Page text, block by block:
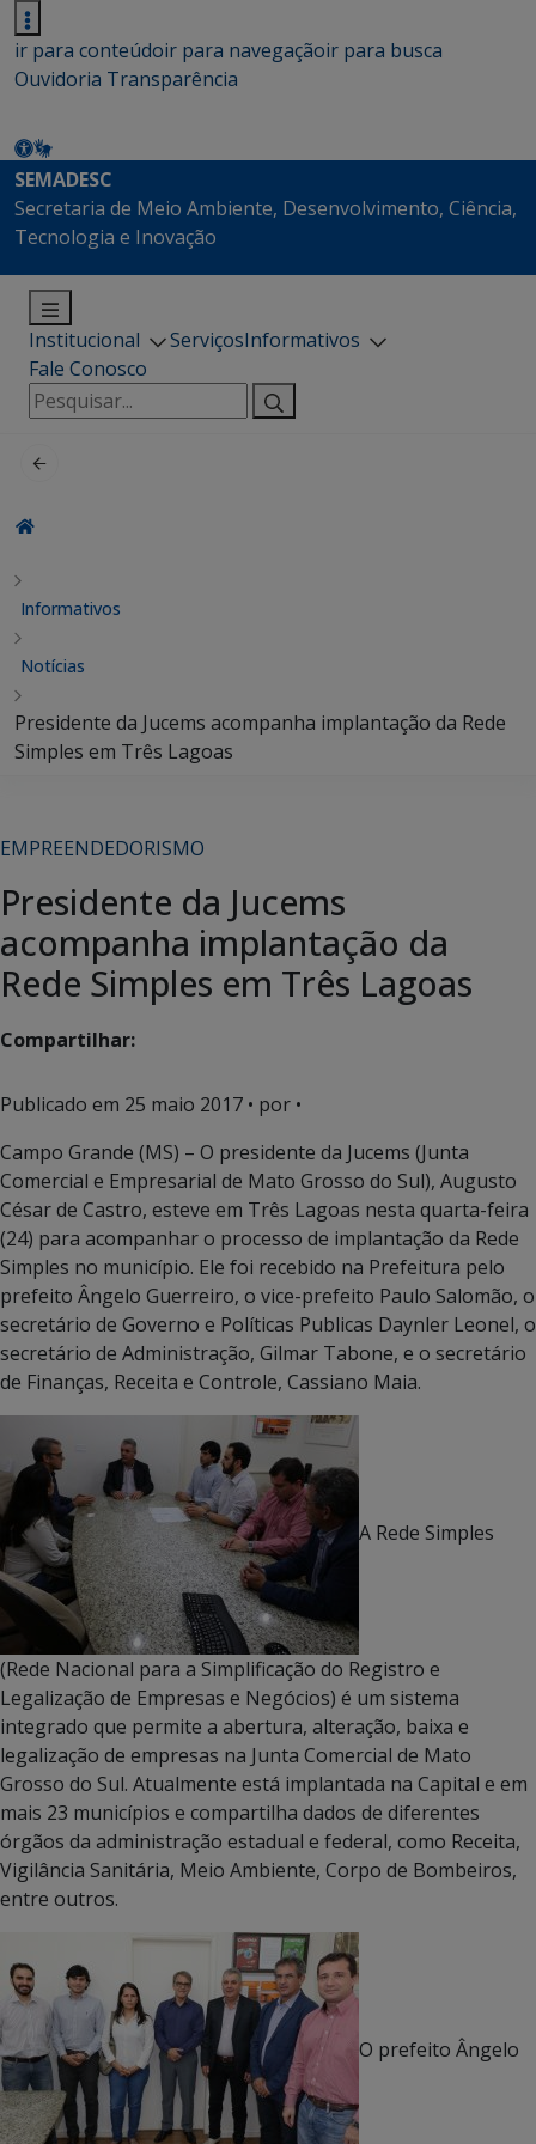
ir para conteúdoir para navegaçãoir para busca
Ouvidoria Transparência
SEMADESC
Secretaria de Meio Ambiente, Desenvolvimento, Ciência,
Tecnologia e Inovação
Institucional ServiçosInformativos
Fale Conosco
Pesquisar
por:
Informativos
Notícias
Presidente da Jucems acompanha implantação da Rede
Simples em Três Lagoas
EMPREENDEDORISMO
Presidente da Jucems
acompanha implantação da
Rede Simples em Três Lagoas
Compartilhar:
Publicado em 25 maio 2017 • por •
Campo Grande (MS) – O presidente da Jucems (Junta
Comercial e Empresarial de Mato Grosso do Sul), Augusto
César de Castro, esteve em Três Lagoas nesta quarta-feira
(24) para acompanhar o processo de implantação da Rede
Simples no município. Ele foi recebido na Prefeitura pelo
prefeito Ângelo Guerreiro, o vice-prefeito Paulo Salomão, o
secretário de Governo e Políticas Publicas Daynler Leonel, o
secretário de Administração, Gilmar Tabone, e o secretário
de Finanças, Receita e Controle, Cassiano Maia.
A Rede Simples
(Rede Nacional para a Simplificação do Registro e
Legalização de Empresas e Negócios) é um sistema
integrado que permite a abertura, alteração, baixa e
legalização de empresas na Junta Comercial de Mato
Grosso do Sul. Atualmente está implantada na Capital e em
mais 23 municípios e compartilha dados de diferentes
órgãos da administração estadual e federal, como Receita,
Vigilância Sanitária, Meio Ambiente, Corpo de Bombeiros,
entre outros.
O prefeito Ângelo